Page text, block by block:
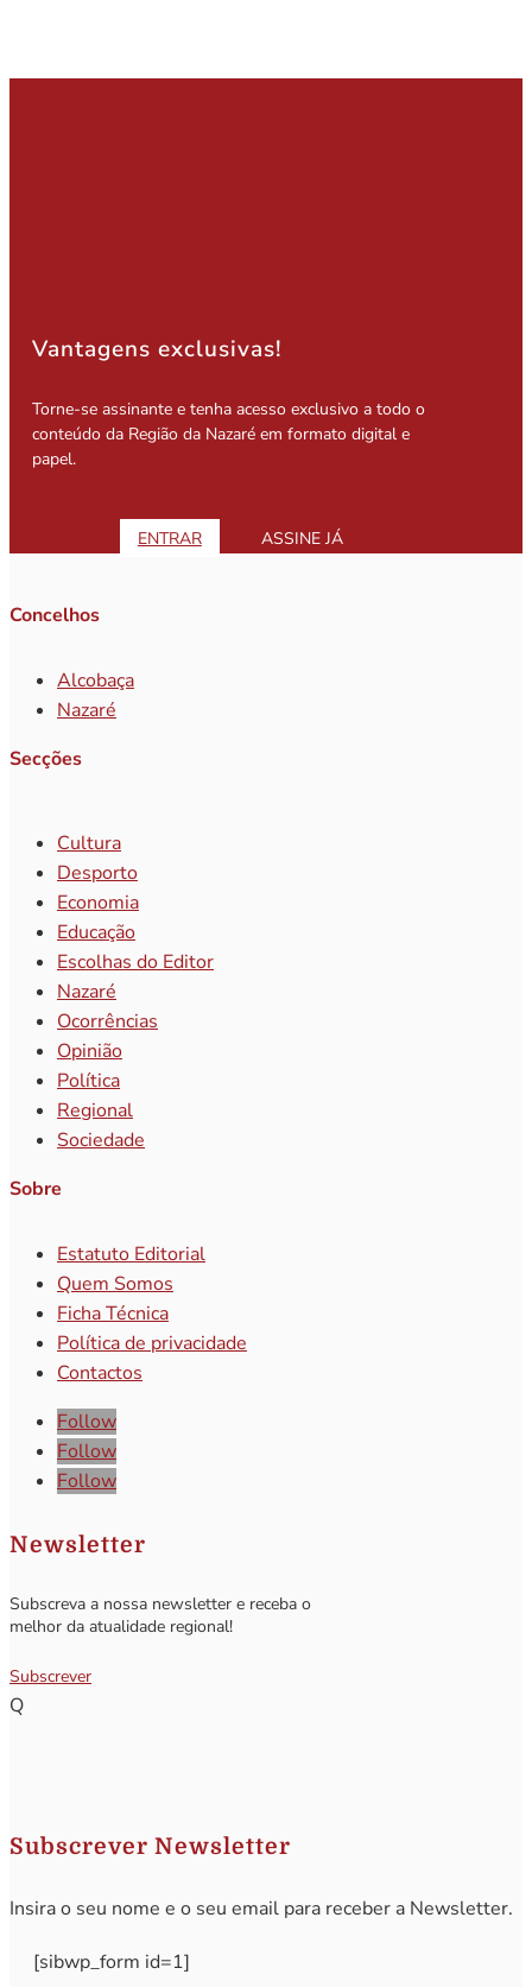
Vantagens exclusivas!
Torne-se assinante e tenha acesso exclusivo a todo o
conteúdo da Região da Nazaré em formato digital e
papel.
ENTRAR ASSINE JÁ
Concelhos
Alcobaça
Nazaré
Secções
Cultura
Desporto
Economia
Educação
Escolhas do Editor
Nazaré
Ocorrências
Opinião
Política
Regional
Sociedade
Sobre
Estatuto Editorial
Quem Somos
Ficha Técnica
Política de privacidade
Contactos
Follow
Follow
Follow
Newsletter
Subscreva a nossa newsletter e receba o
melhor da atualidade regional!
Subscrever
Q
Subscrever Newsletter
Insira o seu nome e o seu email para receber a Newsletter.
[sibwp_form id=1]